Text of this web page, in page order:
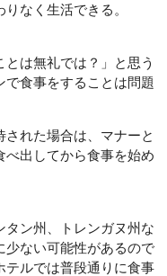
なく生活できる。
とは無礼では？」と思う
食事をすることは問題
れた場合は、マナーと
べ出してから食事を始め
タン州、トレンガヌ州な
少ない可能性があるので
テルでは普段通りに食事